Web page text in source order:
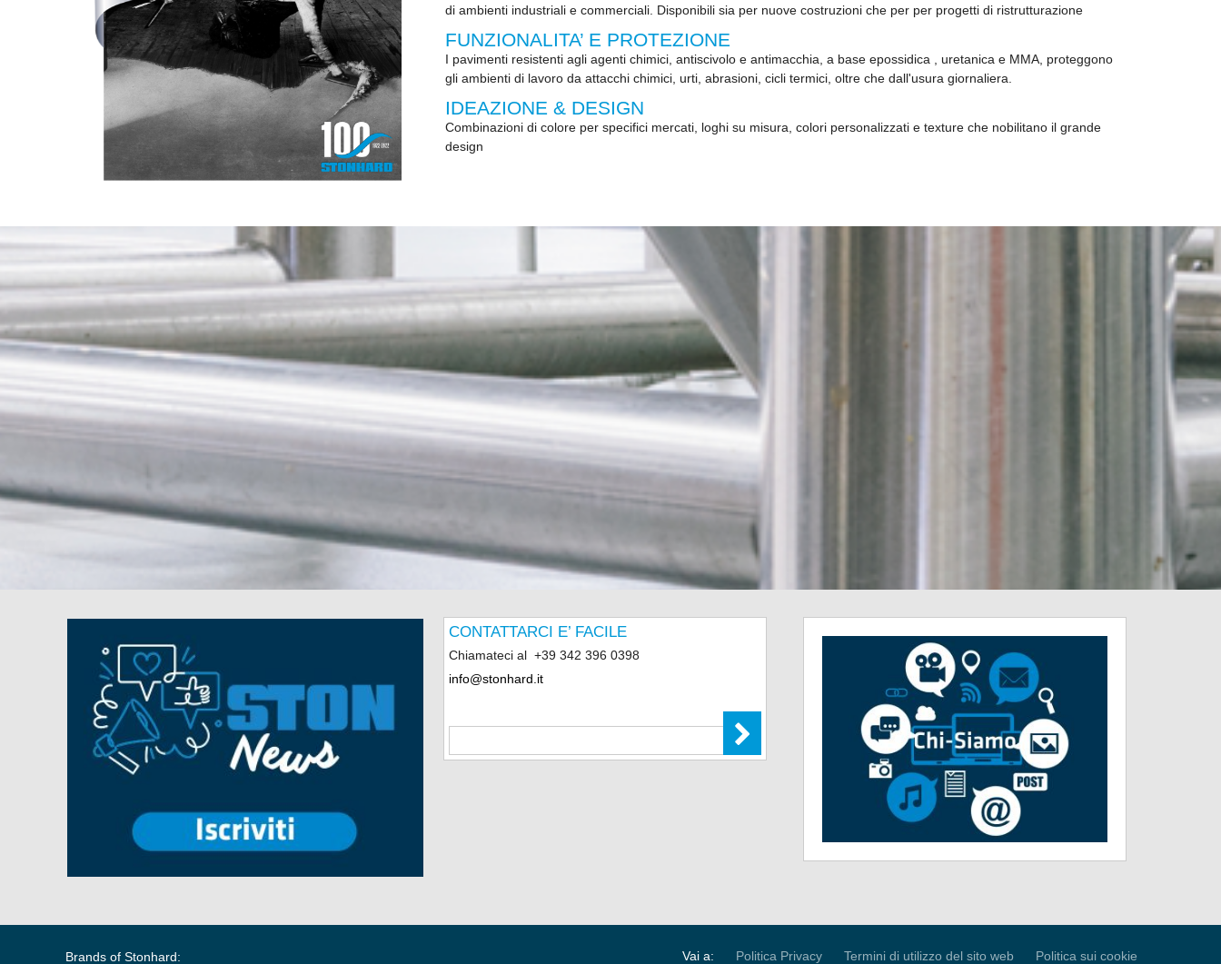
di ambienti industriali e commerciali. Disponibili sia per nuove costruzioni che per per progetti di ristrutturazione
FUNZIONALITA’ E PROTEZIONE
I pavimenti resistenti agli agenti chimici, antiscivolo e antimacchia, a base epossidica , uretanica e MMA, proteggono
gli ambienti di lavoro da attacchi chimici, urti, abrasioni, cicli termici, oltre che dall'usura giornaliera.
IDEAZIONE & DESIGN
Combinazioni di colore per specifici mercati, loghi su misura, colori personalizzati e texture che nobilitano il grande
design
CONTATTARCI E’ FACILE
Chiamateci al +39 342 396 0398
info@stonhard.it
Vai a: Politica Privacy Termini di utilizzo del sito web Politica sui cookie
Brands of Stonhard: